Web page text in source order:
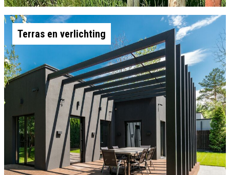
Terras en verlichting